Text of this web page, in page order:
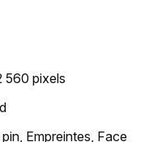
560 pixels
Empreintes, Face